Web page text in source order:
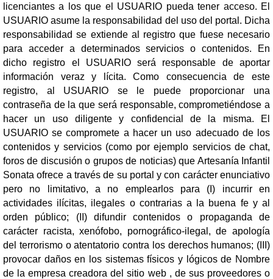
licenciantes a los que el USUARIO pueda tener acceso. El
USUARIO asume la responsabilidad del uso del portal. Dicha
responsabilidad se extiende al registro que fuese necesario
para acceder a determinados servicios o contenidos. En
dicho registro el USUARIO será responsable de aportar
información veraz y lícita. Como consecuencia de este
registro, al USUARIO se le puede proporcionar una
contraseña de la que será responsable, comprometiéndose a
hacer un uso diligente y confidencial de la misma. El
USUARIO se compromete a hacer un uso adecuado de los
contenidos y servicios (como por ejemplo servicios de chat,
foros de discusión o grupos de noticias) que Artesanía Infantil
Sonata ofrece a través de su portal y con carácter enunciativo
pero no limitativo, a no emplearlos para (I) incurrir en
actividades ilícitas, ilegales o contrarias a la buena fe y al
orden público; (II) difundir contenidos o propaganda de
carácter racista, xenófobo, pornográfico-ilegal, de apología
del terrorismo o atentatorio contra los derechos humanos; (III)
provocar daños en los sistemas físicos y lógicos de Nombre
de la empresa creadora del sitio web , de sus proveedores o